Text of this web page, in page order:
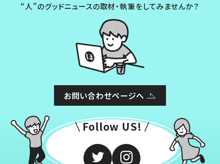
“人”のグッドニュースの取材・執筆をしてみませんか？
お問い合わせページへ
Follow US!